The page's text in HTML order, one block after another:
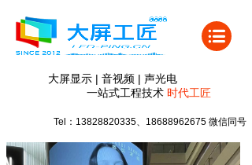
大屏显示 | 音视频 | 声光电
一站式工程技术 时代工匠
Tel：13828820335、18688962675 微信同号